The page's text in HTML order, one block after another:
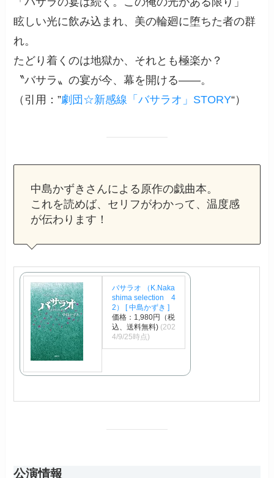
眩しい光に飲み込まれ、美の輪廻に堕ちた者の群
れ。
たどり着くのは地獄か、それとも極楽か？
〝バサラ〟の宴が今、幕を開ける――。
（引用：”劇団☆新感線「バサラオ」STORY“）
中島かずきさんによる原作の戯曲本。
これを読めば、セリフがわかって、温度感
が伝わります！
バサラオ （K.Naka
shima selection 4
2） [ 中島かずき ]
価格：1,980円（税
込、送料無料) (202
4/9/25時点)
公演情報